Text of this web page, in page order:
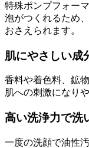
特殊ポンプフォー
泡がつくれるため
おさえられます。
肌にやさしい成
香料や着色料、鉱
肌への刺激になり
高い洗浄力で洗
一度の洗顔で油性